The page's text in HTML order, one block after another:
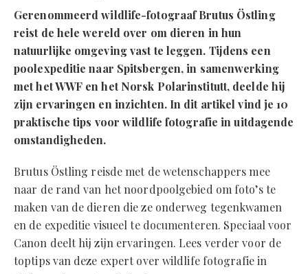
Gerenommeerd wildlife-fotograafBrutus Östling
reist de hele wereld over om dieren in hun
natuurlijke omgeving vast te leggen. Tijdens een
poolexpeditie naar Spitsbergen, in samenwerking
met het WWF en het Norsk Polarinstitutt, deelde hij
zijn ervaringen en inzichten. In dit artikel vind je10
praktische tips voor wildlife fotografie in uitdagende
omstandigheden.
Brutus Östling reisde met de wetenschappers mee
naar de rand van het noordpoolgebied om foto’s te
maken van de dieren die ze onderweg tegenkwamen
en de expeditie visueel te documenteren. Speciaal voor
Canon deelt hij zijn ervaringen. Lees verder voor de
toptips van deze expert over wildlife fotografie in